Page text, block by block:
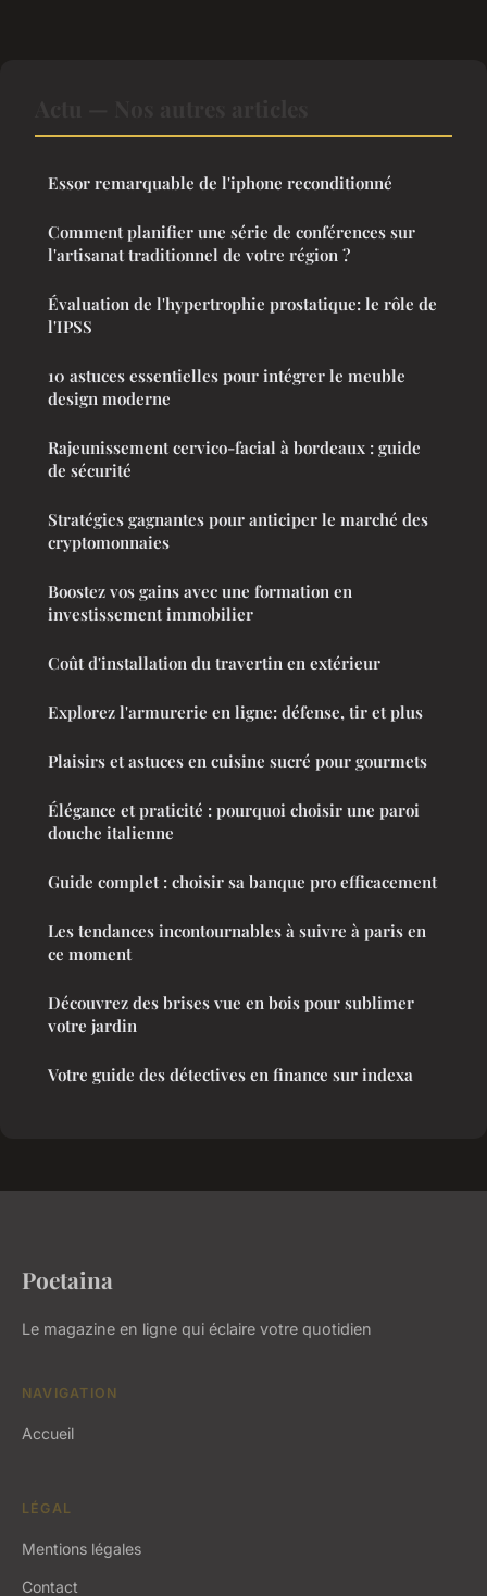
Essor remarquable de l'iphone reconditionné
Comment planifier une série de conférences sur
l'artisanat traditionnel de votre région ?
Évaluation de l'hypertrophie prostatique: le rôle de
l'IPSS
10 astuces essentielles pour intégrer le meuble
design moderne
Rajeunissement cervico-facial à bordeaux : guide
de sécurité
Stratégies gagnantes pour anticiper le marché des
cryptomonnaies
Boostez vos gains avec une formation en
investissement immobilier
Coût d'installation du travertin en extérieur
Explorez l'armurerie en ligne: défense, tir et plus
Plaisirs et astuces en cuisine sucré pour gourmets
Élégance et praticité : pourquoi choisir une paroi
douche italienne
Guide complet : choisir sa banque pro efficacement
Les tendances incontournables à suivre à paris en
ce moment
Découvrez des brises vue en bois pour sublimer
votre jardin
Votre guide des détectives en finance sur indexa
Poetaina
Le magazine en ligne qui éclaire votre quotidien
NAVIGATION
Accueil
LÉGAL
Mentions légales
Contact